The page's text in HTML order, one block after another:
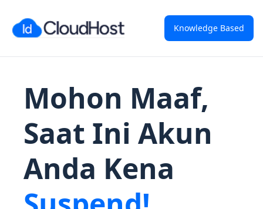
Knowledge Based
Mohon Maaf,
Saat Ini Akun
Anda Kena